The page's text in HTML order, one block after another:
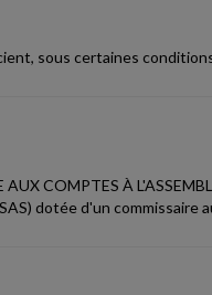
sous certaines
COMPTES À
dotée d'un commissaire